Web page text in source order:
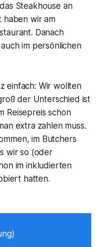
Steakhouse an
haben wir am
Danach
im persönlichen
einfach: Wir wollten
der Unterschied ist
Reisepreis schon
extra zahlen muss.
im Butchers
wir so (oder
im inkludierten
hatten.